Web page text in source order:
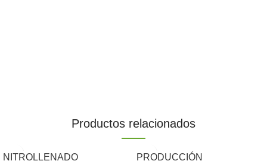
Productos relacionados
NITROLLENADO
PRODUCCIÓN